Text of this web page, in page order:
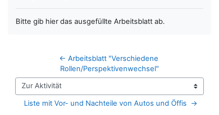
Bitte gib hier das ausgefüllte Arbeitsblatt ab.
← Arbeitsblatt "Verschiedene
Rollen/Perspektivenwechsel"
Zur Aktivität
Liste mit Vor- und Nachteile von Autos und Öffis  →